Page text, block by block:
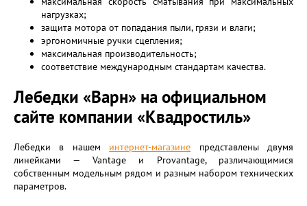
нагрузках;
защита мотора от попадания пыли, грязи и влаги;
эргономичные ручки сцепления;
максимальная производительность;
соответствие международным стандартам качества.
Лебедки «Варн» на официальном
сайте компании «Квадростиль»
Лебедки в нашем интернет-магазине представлены двумя
линейками — Vantage и Provantage, различающимися
собственным модельным рядом и разным набором технических
параметров.